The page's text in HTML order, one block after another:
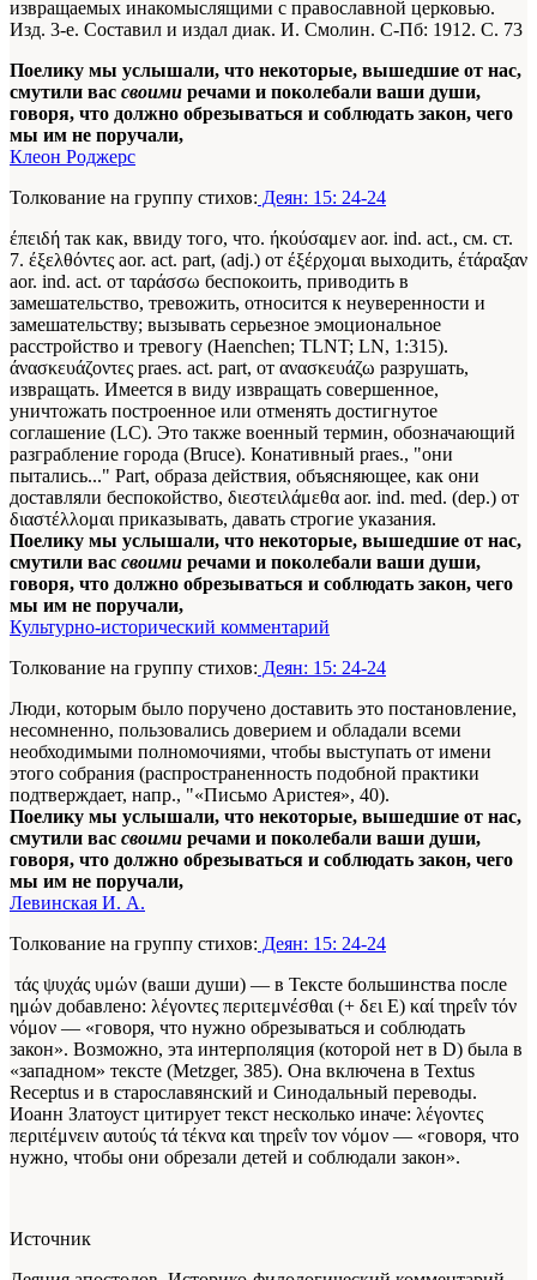
извращаемых инакомыслящими с православной церковью.
Изд. 3-е. Составил и издал диак. И. Смолин. С-Пб: 1912. С. 73
Поелику мы услышали, что некоторые, вышедшие от нас,
смутили вас своими речами и поколебали ваши души,
говоря, что должно обрезываться и соблюдать закон, чего
мы им не поручали,
Клеон Роджерс
Толкование на группу стихов: Деян: 15: 24-24
έπειδή так как, ввиду того, что. ήκούσαμεν aor. ind. act., см. ст.
7. έξελθόντες aor. act. part, (adj.) от έξέρχομαι выходить, έτάραξαν
aor. ind. act. от ταράσσω беспокоить, приводить в
замешательство, тревожить, относится к неуверенности и
замешательству; вызывать серьезное эмоциональное
расстройство и тревогу (Haenchen; TLNT; LN, 1:315).
άνασκευάζοντες praes. act. part, от ανασκευάζω разрушать,
извращать. Имеется в виду извращать совершенное,
уничтожать построенное или отменять достигнутое
соглашение (LC). Это также военный термин, обозначающий
разграбление города (Bruce). Конативный praes., "они
пытались..." Part, образа действия, объясняющее, как они
доставляли беспокойство, διεστειλάμεθα aor. ind. med. (dep.) от
διαστέλλομαι приказывать, давать строгие указания.
Поелику мы услышали, что некоторые, вышедшие от нас,
смутили вас своими речами и поколебали ваши души,
говоря, что должно обрезываться и соблюдать закон, чего
мы им не поручали,
Культурно-исторический комментарий
Толкование на группу стихов: Деян: 15: 24-24
Люди, которым было поручено доставить это постановление,
несомненно, пользовались доверием и обладали всеми
необходимыми полномочиями, чтобы выступать от имени
этого собрания (распространенность подобной практики
подтверждает, напр., "«Письмо Аристея», 40).
Поелику мы услышали, что некоторые, вышедшие от нас,
смутили вас своими речами и поколебали ваши души,
говоря, что должно обрезываться и соблюдать закон, чего
мы им не поручали,
Левинская И. А.
Толкование на группу стихов: Деян: 15: 24-24
τάς ψυχάς υμών (ваши души) — в Тексте большинства после
ημών добавлено: λέγοντες περιτεμνέσθαι (+ δει Е) καί τηρεΐν τόν
νόμον — «говоря, что нужно обрезываться и соблюдать
закон». Возможно, эта интерполяция (которой нет в D) была в
«западном» тексте (Metzger, 385). Она включена в Textus
Receptus и в старославянский и Синодальный переводы.
Иоанн Златоуст цитирует текст несколько иначе: λέγοντες
περιτέμνειν αυτούς τά τέκνα και τηρεΐν τον νόμον — «говоря, что
нужно, чтобы они обрезали детей и соблюдали закон».
Источник